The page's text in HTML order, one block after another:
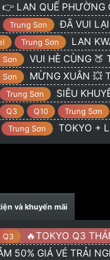
giảm gia ve ko ad
👉 LAN QUẾ PHƯỜNG
Trung Sơn ĐÃ VUI LẠI CÓ
Trung Sơn LAN KWAI
Sơn VUI HÈ CÙNG 🍑
Sơn MỪNG XUÂN 💥 TOKYO
Trung Sơn SIÊU
Q3 Q10
Trung Sơn
Trung Sơn TOKYO +
và khuyến mãi
Q3 🔥TOKYO Q3 THÁNG 5 :
50% GIÁ VÉ TRẢI